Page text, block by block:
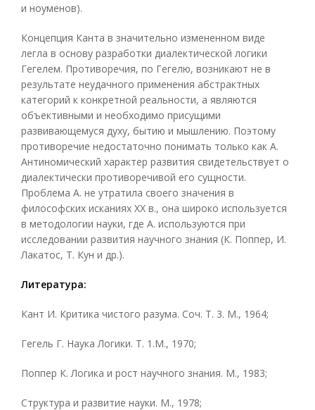
и ноуменов).
Концепция Канта в значительно измененном виде
легла в основу разработки диалектической логики
Гегелем. Противоречия, по Гегелю, возникают не в
результате неудачного применения абстрактных
категорий к конкретной реальности, а являются
объективными и необходимо присущими
развивающемуся духу, бытию и мышлению. Поэтому
противоречие недостаточно понимать только как А.
Антиномический характер развития свидетельствует о
диалектически противоречивой его сущности.
Проблема А. не утратила своего значения в
философских исканиях XX в., она широко используется
в методологии науки, где А. используются при
исследовании развития научного знания (К. Поппер, И.
Лакатос, Т. Кун и др.).
Литература:
Кант И. Критика чистого разума. Соч. Т. 3. М., 1964;
Гегель Г. Наука Логики. Т. 1.М., 1970;
Поппер К. Логика и рост научного знания. М., 1983;
Структура и развитие науки. М., 1978;